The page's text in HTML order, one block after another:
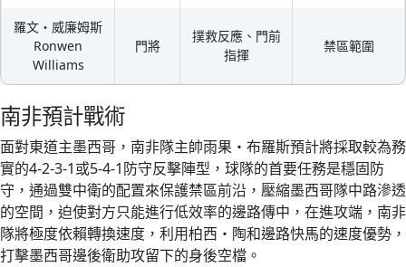
羅文・威廉姆斯
Ronwen
Williams
門將
撲救反應、門前
指揮
禁區範圍
南非預計戰術
面對東道主墨西哥，南非隊主帥雨果・布羅斯預計將採取較為務
實的4-2-3-1或5-4-1防守反擊陣型，球隊的首要任務是穩固防
守，通過雙中衛的配置來保護禁區前沿，壓縮墨西哥隊中路滲透
的空間，迫使對方只能進行低效率的邊路傳中，在進攻端，南非
隊將極度依賴轉換速度，利用柏西・陶和邊路快馬的速度優勢，
打擊墨西哥邊後衛助攻留下的身後空檔。